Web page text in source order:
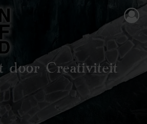
door Creativiteit